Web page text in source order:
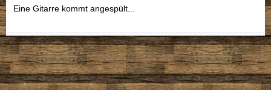
Eine Gitarre kommt angespült...